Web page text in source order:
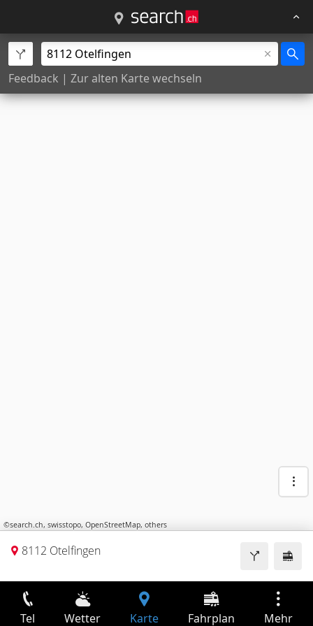
Feedback | Zur alten Karte wechseln
©search.ch, swisstopo, OpenStreetMap, others
8112 Otelfingen
Tel Wetter Karte Fahrplan Mehr